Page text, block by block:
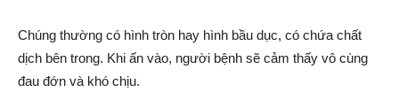
Chúng thường có hình tròn hay hình bầu dục, có chứa chất
dịch bên trong. Khi ấn vào, người bệnh sẽ cảm thấy vô cùng
đau đớn và khó chịu.